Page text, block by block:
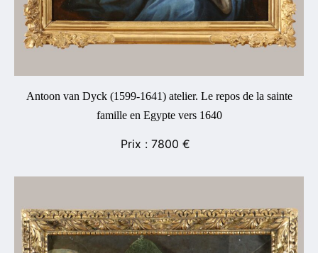
Antoon van Dyck (1599-1641) atelier. Le repos de la sainte
famille en Egypte vers 1640
7800 €